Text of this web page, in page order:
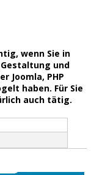
wenn Sie in
und
Joomla, PHP
haben. Für Sie
auch tätig.